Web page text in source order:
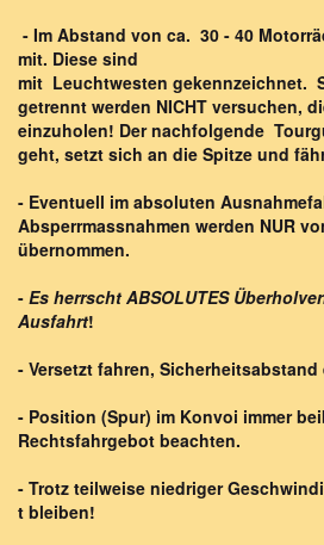
- Im Abstand von ca. 30 - 40
mit. Diese sind
mit Leuchtwesten gekennzeichnet.
getrennt werden NICHT versuchen,
einzuholen! Der nachfolgende
geht, setzt sich an die Spitze und
- Eventuell im absoluten
Absperrmassnahmen werden NUR
übernommen.
- Es herrscht ABSOLUTES
Ausfahrt!
- Versetzt fahren, Sicherheitsabstand
- Position (Spur) im Konvoi immer
Rechtsfahrgebot beachten.
- Trotz teilweise niedriger
t bleiben!